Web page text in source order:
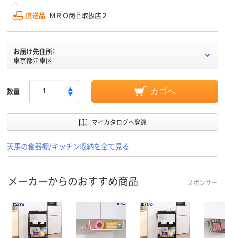
直送品 ＭＲＯ商品取扱店２
お届け先住所：
東京都江東区
数量 カゴへ
マイカタログへ登録
天馬の食器棚/キッチン収納を全て見る
メーカーからのおすすめ商品 スポンサー